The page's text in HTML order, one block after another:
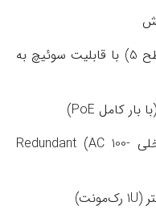
RouterOS (سطح 5) با قابلیت سوئیچ به
2 عدد پاور داخلی Redundant (AC 100-